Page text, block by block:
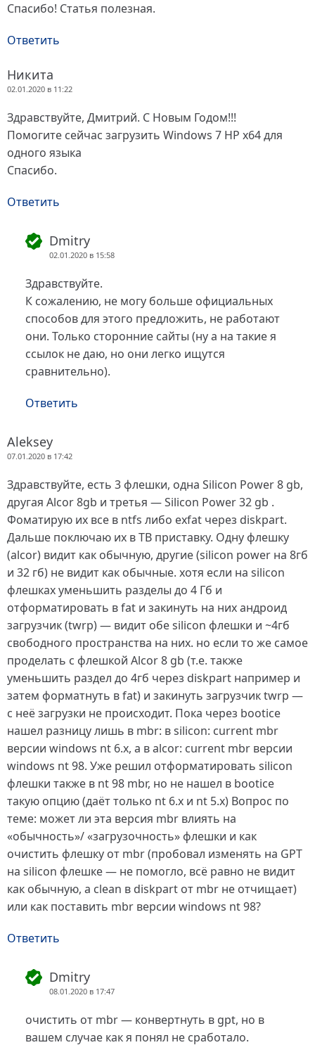
Спасибо! Статья полезная.
Ответить
Никита
02.01.2020 в 11:22
Здравствуйте, Дмитрий. С Новым Годом!!!
Помогите сейчас загрузить Windows 7 HP x64 для
одного языка
Спасибо.
Ответить
Dmitry
02.01.2020 в 15:58
Здравствуйте.
К сожалению, не могу больше официальных
способов для этого предложить, не работают
они. Только сторонние сайты (ну а на такие я
ссылок не даю, но они легко ищутся
сравнительно).
Ответить
Aleksey
07.01.2020 в 17:42
Здравствуйте, есть 3 флешки, одна Silicon Power 8 gb,
другая Alcor 8gb и третья — Silicon Power 32 gb .
Фоматирую их все в ntfs либо exfat через diskpart.
Дальше поключаю их в ТВ приставку. Одну флешку
(alcor) видит как обычную, другие (silicon power на 8гб
и 32 гб) не видит как обычные. хотя если на silicon
флешках уменьшить разделы до 4 Гб и
отформатировать в fat и закинуть на них андроид
загрузчик (twrp) — видит обе silicon флешки и ~4гб
свободного пространства на них. но если то же самое
проделать с флешкой Alcor 8 gb (т.е. также
уменьшить раздел до 4гб через diskpart например и
затем форматнуть в fat) и закинуть загрузчик twrp —
с неё загрузки не происходит. Пока через bootice
нашел разницу лишь в mbr: в silicon: current mbr
версии windows nt 6.x, а в alcor: current mbr версии
windows nt 98. Уже решил отформатировать silicon
флешки также в nt 98 mbr, но не нашел в bootice
такую опцию (даёт только nt 6.x и nt 5.x) Вопрос по
теме: может ли эта версия mbr влиять на
«обычность»/ «загрузочность» флешки и как
очистить флешку от mbr (пробовал изменять на GPT
на silicon флешке — не помогло, всё равно не видит
как обычную, а clean в diskpart от mbr не отчищает)
или как поставить mbr версии windows nt 98?
Ответить
Dmitry
08.01.2020 в 17:47
очистить от mbr — конвертнуть в gpt, но в
вашем случае как я понял не сработало.